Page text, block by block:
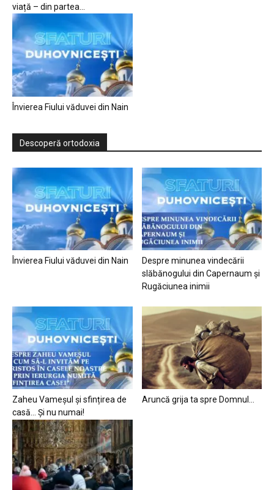
viață – din partea...
Învierea Fiului văduvei din Nain
Descoperă ortodoxia
Învierea Fiului văduvei din Nain
Despre minunea vindecării
slăbănogului din Capernaum și
Rugăciunea inimii
Zaheu Vameșul și sfințirea de
casă… Și nu numai!
Aruncă grija ta spre Domnul…